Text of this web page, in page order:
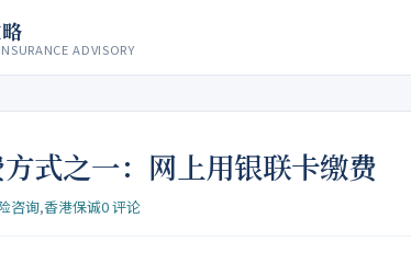
ADVISORY
式之一：网上用银联卡缴费
咨询,香港保诚0 评论